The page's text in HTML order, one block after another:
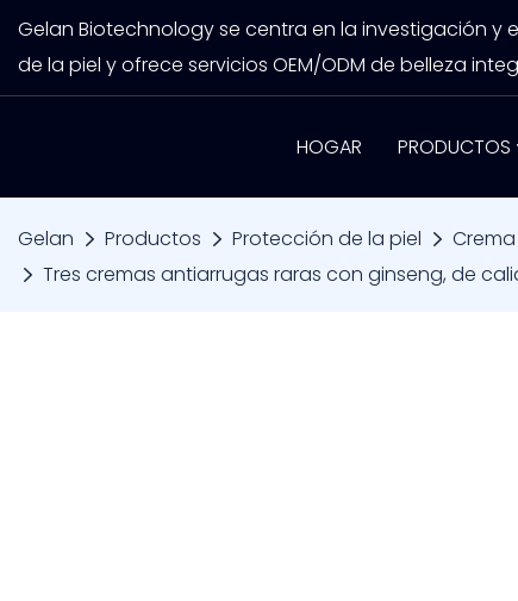
Gelan Biotechnology se centra en la investigación
de la piel y ofrece servicios OEM/ODM de belleza
HOGAR PRODUCTOS
Gelan Productos Protección de la piel
Tres cremas antiarrugas raras con ginseng, de